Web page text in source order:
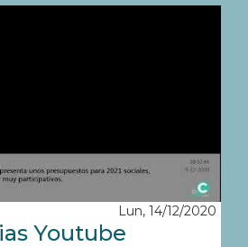
Lun, 14/12/2020
Youtube